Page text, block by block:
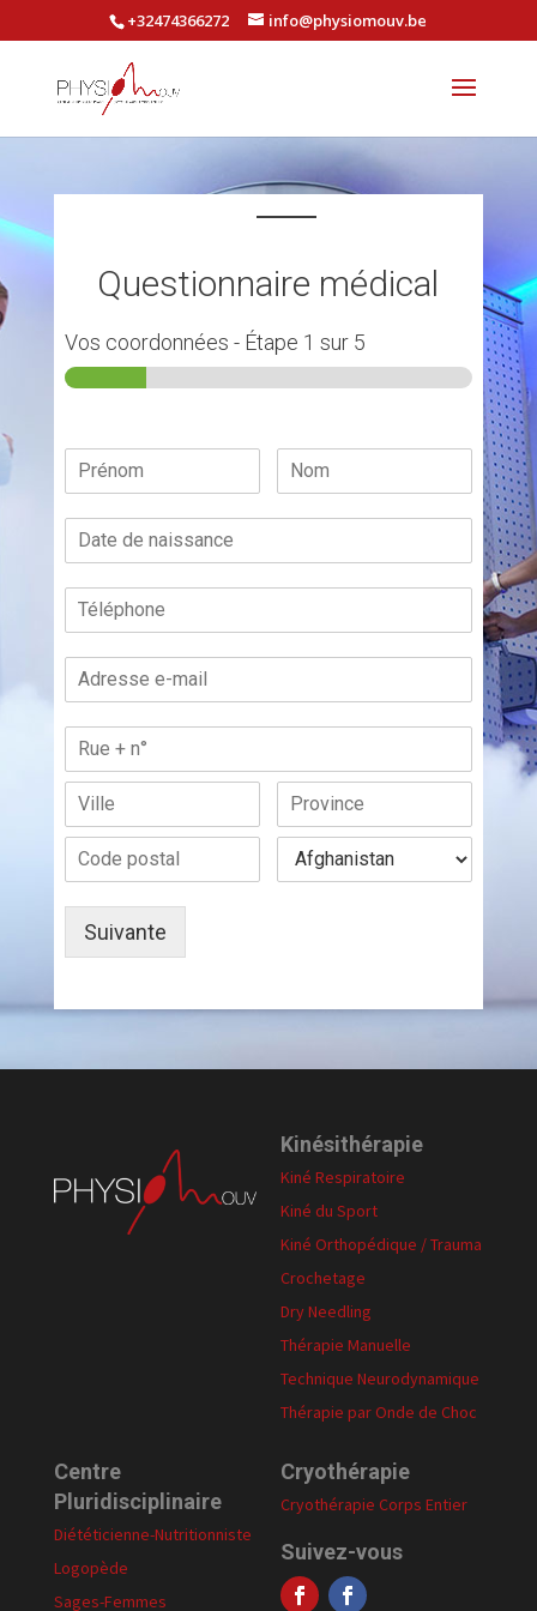
+32474366272 info@physiomouv.be
Questionnaire médical
Vos coordonnées - Étape 1 sur 5
Suivante
Kinésithérapie
Kiné Respiratoire
Kiné du Sport
Kiné Orthopédique / Trauma
Crochetage
Dry Needling
Thérapie Manuelle
Technique Neurodynamique
Thérapie par Onde de Choc
Centre
Pluridisciplinaire
Diététicienne-Nutritionniste
Logopède
Sages-Femmes
Cryothérapie
Cryothérapie Corps Entier
Suivez-vous